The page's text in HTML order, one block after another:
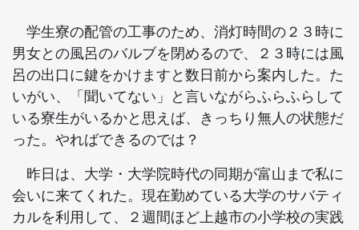
学生寮の配管の工事のため、消灯時間の２３時に
男女との風呂のバルブを閉めるので、２３時には風
呂の出口に鍵をかけますと数日前から案内した。た
いがい、「聞いてない」と言いながらふらふらして
いる寮生がいるかと思えば、きっちり無人の状態だ
った。やればできるのでは？
昨日は、大学・大学院時代の同期が富山まで私に
会いに来てくれた。現在勤めている大学のサバティ
カルを利用して、２週間ほど上越市の小学校の実践